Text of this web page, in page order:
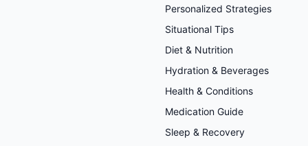
Personalized Strategies
Situational Tips
Diet & Nutrition
Hydration & Beverages
Health & Conditions
Medication Guide
Sleep & Recovery